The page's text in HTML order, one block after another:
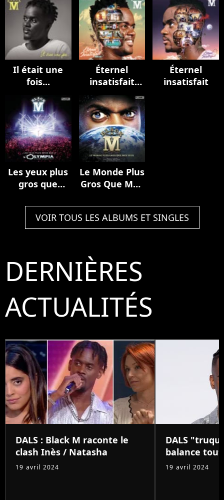
Il était une
fois...
Éternel
insatisfait
(Réédition)
Éternel
insatisfait
Les yeux plus
gros que
(Live)
Le Monde Plus
Gros Que Mes
VOIR TOUS LES ALBUMS ET SINGLES
DERNIÈRES
ACTUALITÉS
DALS : Black M raconte le
clash Inès / Natasha
19 avril 2024
DALS
balance tout
19 avril 2024